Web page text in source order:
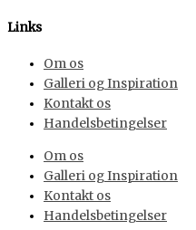
Links
Om os
Galleri og Inspiration
Kontakt os
Handelsbetingelser
Om os
Galleri og Inspiration
Kontakt os
Handelsbetingelser